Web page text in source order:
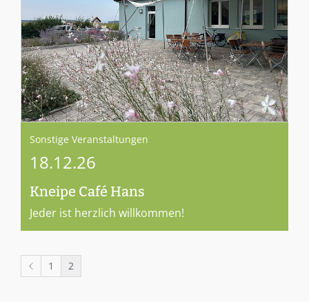
Sonstige Veranstaltungen
18.12.26
Kneipe Café Hans
Jeder ist herzlich willkommen!
1 2